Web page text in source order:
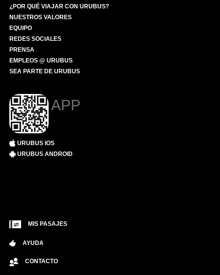
¿POR QUÉ VIAJAR CON URUBUS?
NUESTROS VALORES
EQUIPO
REDES SOCIALES
PRENSA
EMPLEOS @ URUBUS
SEA PARTE DE URUBUS
APP
URUBUS IOS
URUBUS ANDROID
MIS PASAJES
AYUDA
CONTACTO